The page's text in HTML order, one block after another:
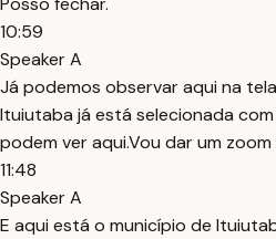
10:59
Speaker A
Já podemos observar aqui na
Ituiutaba já está selecionada
podem ver aqui.Vou dar um zoom
11:48
Speaker A
E aqui está o município de